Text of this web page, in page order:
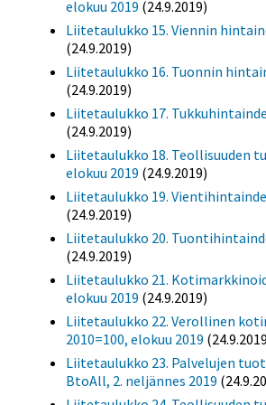
elokuu 2019 (24.9.2019)
Liitetaulukko 15. Viennin
(24.9.2019)
Liitetaulukko 16. Tuonnin
(24.9.2019)
Liitetaulukko 17.
(24.9.2019)
Liitetaulukko 18. Teollisuuden
elokuu 2019 (24.9.2019)
Liitetaulukko 19.
(24.9.2019)
Liitetaulukko 20.
(24.9.2019)
Liitetaulukko 21.
elokuu 2019 (24.9.2019)
Liitetaulukko 22. Verollinen
2010=100, elokuu 2019
Liitetaulukko 23. Palvelujen
BtoAll, 2. neljännes 2019